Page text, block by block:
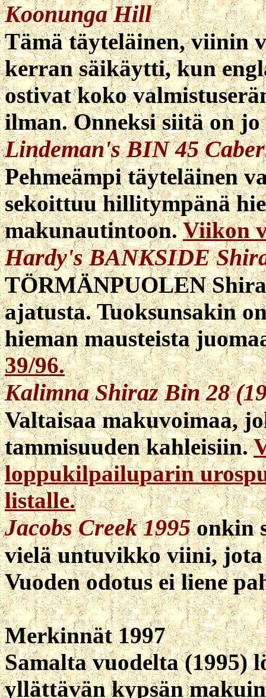
Koonunga Hill
Tämä täyteläinen, viinin
kerran säikäytti, kun
ostivat koko
ilman. Onneksi siitä on
Lindeman's BIN 45
Pehmeämpi täyteläinen
sekoittuu hillitympänä
makunautintoon.Viikon
Hardy's BANKSIDE
TÖRMÄNPUOLEN
ajatusta. Tuoksunsakin
hieman mausteista
39/96.
Kalimna Shiraz Bin 28
Valtaisaa makuvoimaa,
tammisuuden kahleisiin.
loppukilpailuparin
listalle.
Jacobs Creek 1995onkin
vielä untuvikko viini, jota
Vuoden odotus ei liene
Merkinnät 1997
Samalta vuodelta (1995)
yllättävän kypsän